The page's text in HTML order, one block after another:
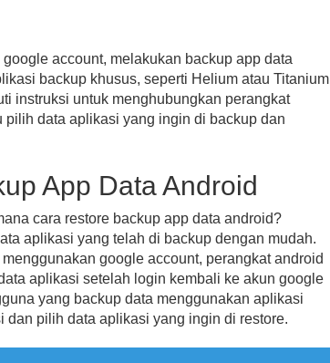
account, melakukan backup app data
backup khusus, seperti Helium atau Titanium
instruksi untuk menghubungkan perangkat
data aplikasi yang ingin di backup dan
App Data Android
cara restore backup app data android?
aplikasi yang telah di backup dengan mudah.
google account, perangkat android
aplikasi setelah login kembali ke akun google
yang backup data menggunakan aplikasi
dan pilih data aplikasi yang ingin di restore.